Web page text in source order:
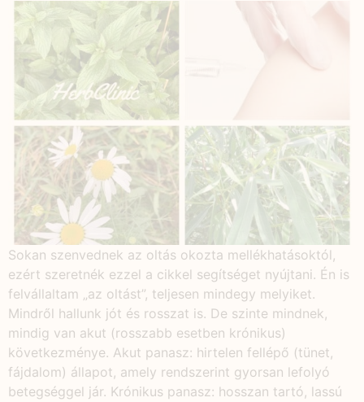
Sokan szenvednek az oltás okozta mellékhatásoktól,
ezért szeretnék ezzel a cikkel segítséget nyújtani. Én is
felvállaltam „az oltást”, teljesen mindegy melyiket.
Mindről hallunk jót és rosszat is. De szinte mindnek,
mindig van akut (rosszabb esetben krónikus)
következménye. Akut panasz: hirtelen fellépő (tünet,
fájdalom) állapot, amely rendszerint gyorsan lefolyó
betegséggel jár. Krónikus panasz: hosszan tartó, lassú